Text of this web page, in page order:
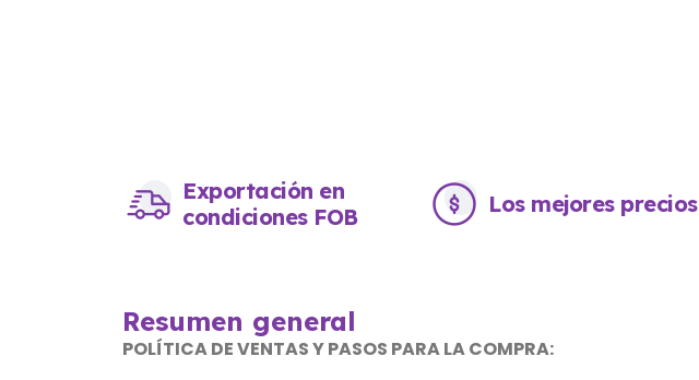
Exportación en
condiciones FOB
Los mejores precios
Resumen general
POLÍTICA DE VENTAS Y PASOS PARA LA COMPRA: